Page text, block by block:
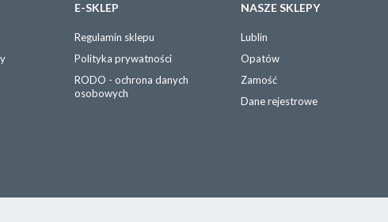
E-SKLEP
Regulamin sklepu
Polityka prywatności
RODO - ochrona danych
osobowych
NASZE SKLEPY
Lublin
Opatów
Zamość
Dane rejestrowe